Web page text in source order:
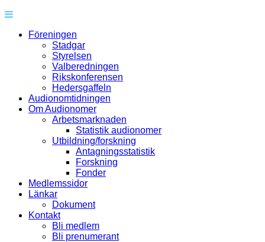
Föreningen
Stadgar
Styrelsen
Valberedningen
Rikskonferensen
Hedersgaffeln
Audionomtidningen
Om Audionomer
Arbetsmarknaden
Statistik audionomer
Utbildning/forskning
Antagningsstatistik
Forskning
Fonder
Medlemssidor
Länkar
Dokument
Kontakt
Bli medlem
Bli prenumerant